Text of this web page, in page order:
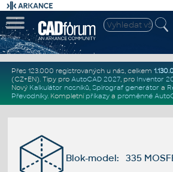
Přes 123.000 registrovaných u nás, celkem
(CZ+EN). Tipy pro AutoCAD 2027, pro Inventor
Nový Kalkulátor nosníků, Spirograf generátor a
Převodníky. Kompletní příkazya proměnné
Blok-model: 335